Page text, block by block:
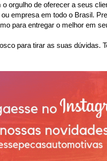
orgulho de oferecer a seus
empresa em todo o Brasil.
para entregar o melhor em
para tirar as suas dúvidas.